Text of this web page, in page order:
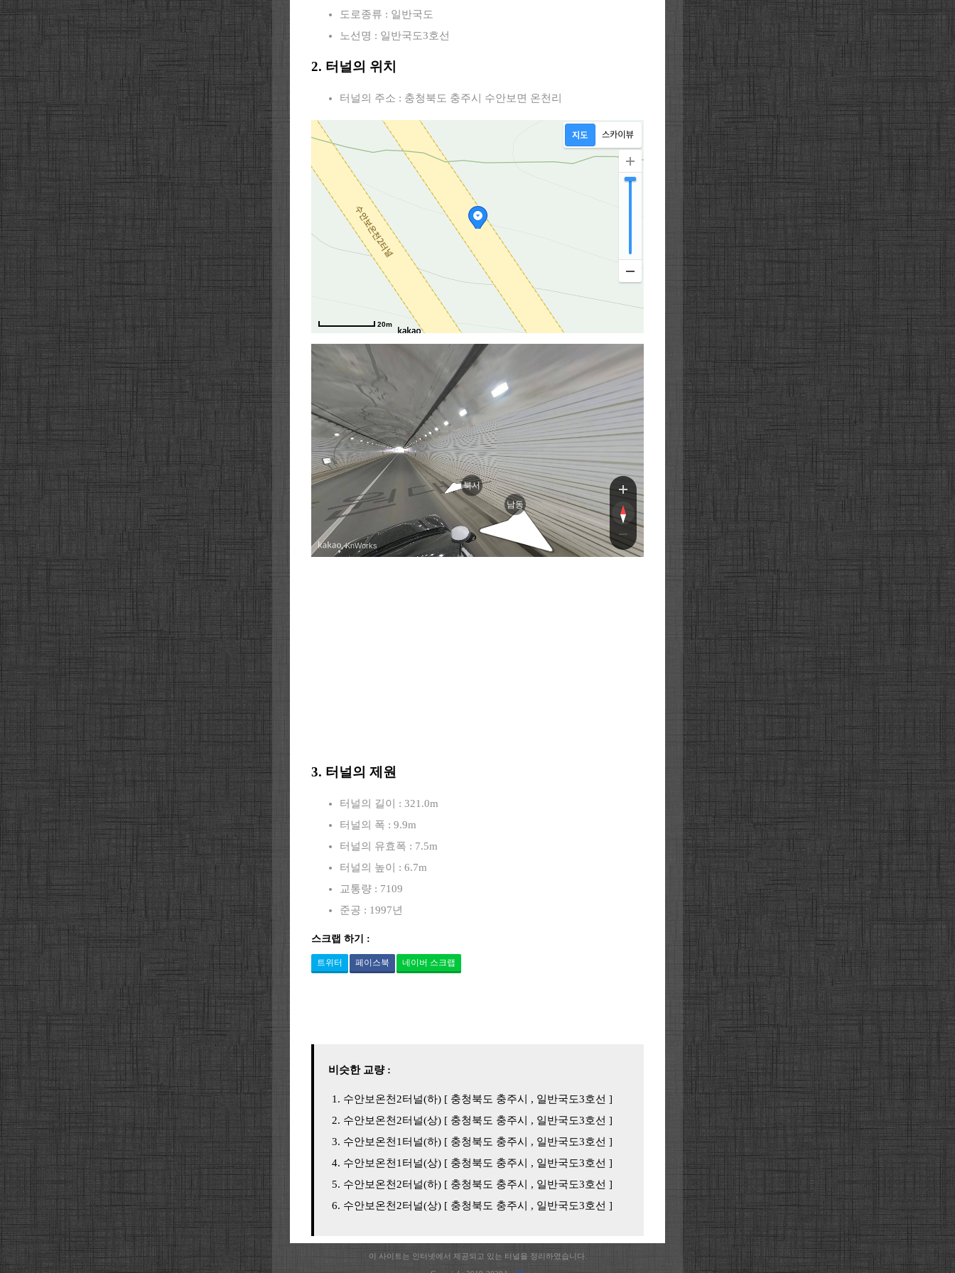
도로종류 : 일반국도
노선명 : 일반국도3호선
2. 터널의 위치
터널의 주소 : 충청북도 충주시 수안보면 온천리
20m
원대로
대로
북서
남동
, KnWorks
3. 터널의 제원
터널의 길이 : 321.0m
터널의 폭 : 9.9m
터널의 유효폭 : 7.5m
터널의 높이 : 6.7m
교통량 : 7109
준공 : 1997년
스크랩 하기 :
트위터 페이스북 네이버 스크랩
비슷한 교량 :
수안보온천2터널(하) [ 충청북도 충주시 , 일반국도3호선 ]
수안보온천2터널(상) [ 충청북도 충주시 , 일반국도3호선 ]
수안보온천1터널(하) [ 충청북도 충주시 , 일반국도3호선 ]
수안보온천1터널(상) [ 충청북도 충주시 , 일반국도3호선 ]
수안보온천2터널(하) [ 충청북도 충주시 , 일반국도3호선 ]
수안보온천2터널(상) [ 충청북도 충주시 , 일반국도3호선 ]
이 사이트는 인터넷에서 제공되고 있는 터널을 정리하였습니다.